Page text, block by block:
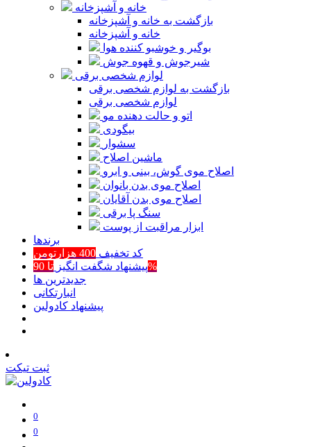
خانه و آشپزخانه
بازگشت به خانه و آشپزخانه
خانه و آشپزخانه
بوگیر و خوشبو کننده هوا
شیرجوش و قهوه جوش
لوازم شخصی برقی
بازگشت به لوازم شخصی برقی
لوازم شخصی برقی
اتو و حالت دهنده مو
بیگودی
سشوار
ماشین اصلاح
اصلاح موی گوش، بینی و ابرو
اصلاح موی بدن بانوان
اصلاح موی بدن آقایان
سنگ پا برقی
ابزار مراقبت از پوست
برند‌ها
کد تخفیف 400 هزارتومن
پیشنهاد شگفت انگیزتا 90%
جدیدترین ها
انبارتکانی
پیشنهاد کادولین
ثبت تیکت
0
0